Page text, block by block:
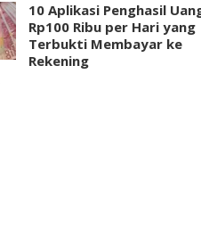
10 Aplikasi Penghasil
Rp100 Ribu per Hari yang
Terbukti Membayar ke
Rekening